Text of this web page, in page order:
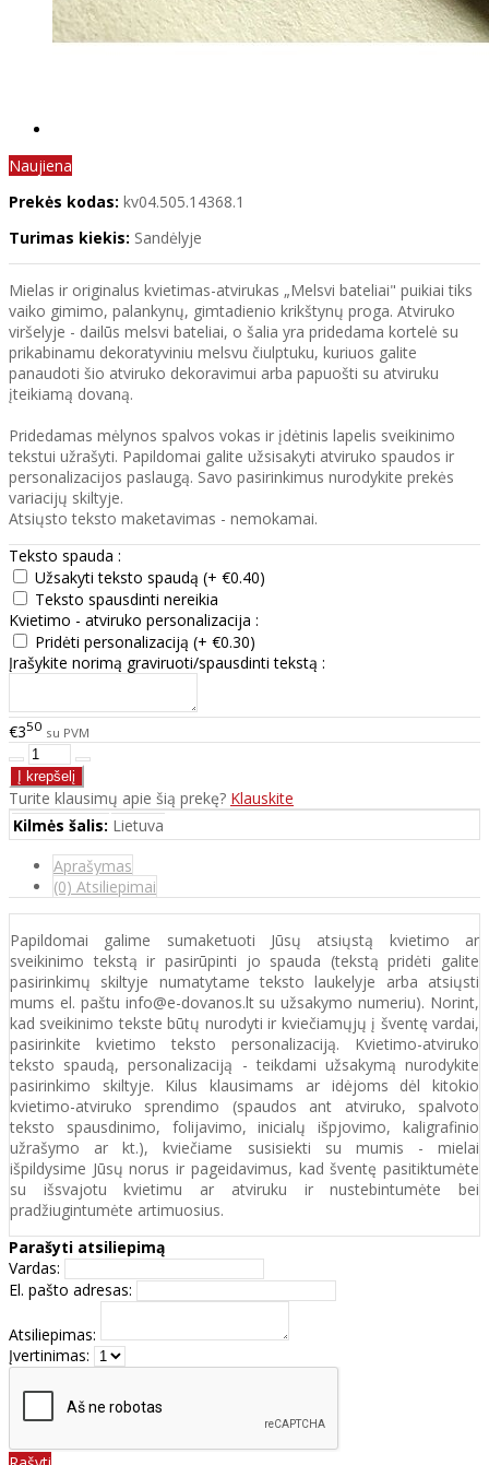
Naujiena
Prekės kodas: kv04.505.14368.1
Turimas kiekis: Sandėlyje
Mielas ir originalus kvietimas-atvirukas „Melsvi bateliai" puikiai tiks
vaiko gimimo, palankynų, gimtadienio krikštynų proga. Atviruko
viršelyje - dailūs melsvi bateliai, o šalia yra pridedama kortelė su
prikabinamu dekoratyviniu melsvu čiulptuku, kuriuos galite
panaudoti šio atviruko dekoravimui arba papuošti su atviruku
įteikiamą dovaną.
Pridedamas mėlynos spalvos vokas ir įdėtinis lapelis sveikinimo
tekstui užrašyti. Papildomai galite užsisakyti atviruko spaudos ir
personalizacijos paslaugą. Savo pasirinkimus nurodykite prekės
variacijų skiltyje.
Atsiųsto teksto maketavimas - nemokamai.
Teksto spauda :
Užsakyti teksto spaudą (+ €0.40)
Teksto spausdinti nereikia
Kvietimo - atviruko personalizacija :
Pridėti personalizaciją (+ €0.30)
Įrašykite norimą graviruoti/spausdinti tekstą :
€350 su PVM
Turite klausimų apie šią prekę? Klauskite
Kilmės šalis: Lietuva
Aprašymas
(0) Atsiliepimai
Papildomai galime sumaketuoti Jūsų atsiųstą kvietimo ar
sveikinimo tekstą ir pasirūpinti jo spauda (tekstą pridėti galite
pasirinkimų skiltyje numatytame teksto laukelyje arba atsiųsti
mums el. paštu info@e-dovanos.lt su užsakymo numeriu). Norint,
kad sveikinimo tekste būtų nurodyti ir kviečiamųjų į šventę vardai,
pasirinkite kvietimo teksto personalizaciją. Kvietimo-atviruko
teksto spaudą, personalizaciją - teikdami užsakymą nurodykite
pasirinkimo skiltyje. Kilus klausimams ar idėjoms dėl kitokio
kvietimo-atviruko sprendimo (spaudos ant atviruko, spalvoto
teksto spausdinimo, folijavimo, inicialų išpjovimo, kaligrafinio
užrašymo ar kt.), kviečiame susisiekti su mumis - mielai
išpildysime Jūsų norus ir pageidavimus, kad šventę pasitiktumėte
su išsvajotu kvietimu ar atviruku ir nustebintumėte bei
pradžiugintumėte artimuosius.
Parašyti atsiliepimą
Vardas:
El. pašto adresas:
Atsiliepimas:
Įvertinimas: